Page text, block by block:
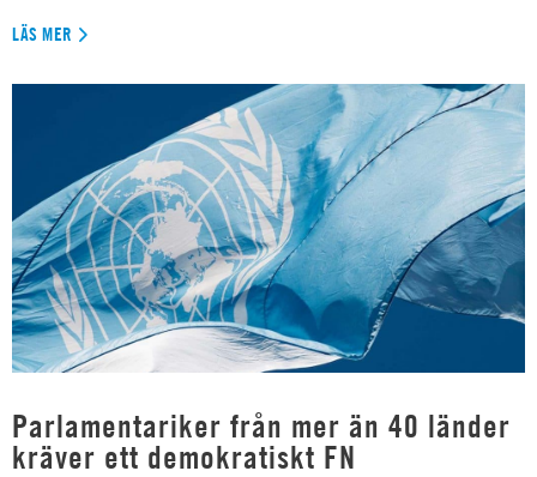
LÄS MER
Parlamentariker från mer än 40 länder
kräver ett demokratiskt FN